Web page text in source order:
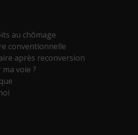
au chômage
conventionnelle
après reconversion
voie ?